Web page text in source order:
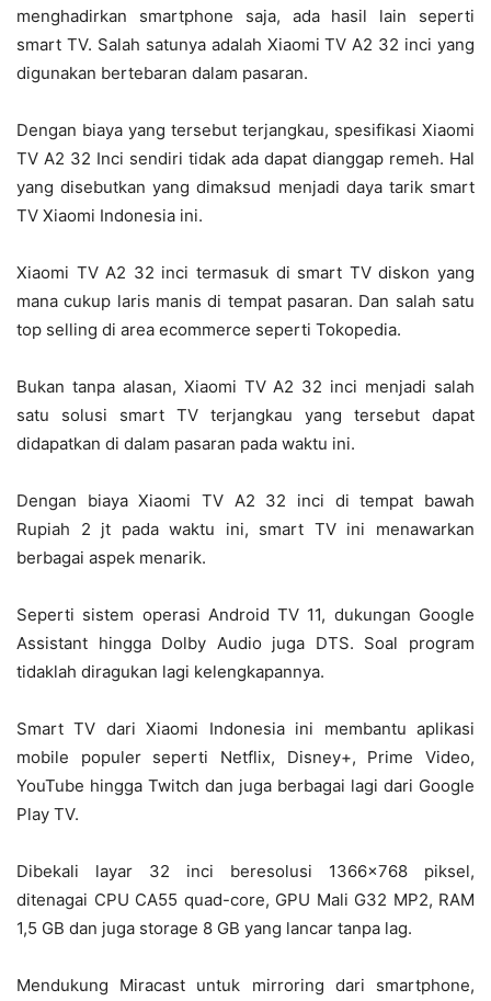
menghadirkan smartphone saja, ada hasil lain seperti
smart TV. Salah satunya adalah Xiaomi TV A2 32 inci yang
digunakan bertebaran dalam pasaran.
Dengan biaya yang tersebut terjangkau, spesifikasi Xiaomi
TV A2 32 Inci sendiri tidak ada dapat dianggap remeh. Hal
yang disebutkan yang dimaksud menjadi daya tarik smart
TV Xiaomi Indonesia ini.
Xiaomi TV A2 32 inci termasuk di smart TV diskon yang
mana cukup laris manis di tempat pasaran. Dan salah satu
top selling di area ecommerce seperti Tokopedia.
Bukan tanpa alasan, Xiaomi TV A2 32 inci menjadi salah
satu solusi smart TV terjangkau yang tersebut dapat
didapatkan di dalam pasaran pada waktu ini.
Dengan biaya Xiaomi TV A2 32 inci di tempat bawah
Rupiah 2 jt pada waktu ini, smart TV ini menawarkan
berbagai aspek menarik.
Seperti sistem operasi Android TV 11, dukungan Google
Assistant hingga Dolby Audio juga DTS. Soal program
tidaklah diragukan lagi kelengkapannya.
Smart TV dari Xiaomi Indonesia ini membantu aplikasi
mobile populer seperti Netflix, Disney+, Prime Video,
YouTube hingga Twitch dan juga berbagai lagi dari Google
Play TV.
Dibekali layar 32 inci beresolusi 1366×768 piksel,
ditenagai CPU CA55 quad-core, GPU Mali G32 MP2, RAM
1,5 GB dan juga storage 8 GB yang lancar tanpa lag.
Mendukung Miracast untuk mirroring dari smartphone,